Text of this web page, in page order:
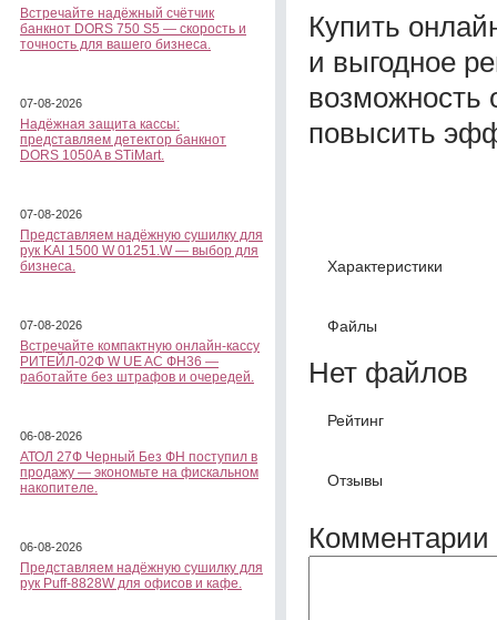
Встречайте надёжный счётчик
банкнот DORS 750 S5 — скорость и
точность для вашего бизнеса.
07-08-2026
Надёжная защита кассы:
представляем детектор банкнот
DORS 1050A в STiMart.
07-08-2026
Представляем надёжную сушилку для
рук KAI 1500 W 01251.W — выбор для
бизнеса.
07-08-2026
Встречайте компактную онлайн-кассу
РИТЕЙЛ-02Ф W UE AC ФН36 —
работайте без штрафов и очередей.
06-08-2026
АТОЛ 27Ф Черный Без ФН поступил в
продажу — экономьте на фискальном
накопителе.
06-08-2026
Представляем надёжную сушилку для
рук Puff-8828W для офисов и кафе.
Купить
и выгодное
возможность
повысить
Характеристики
Файлы
Нет файлов
Рейтинг
Отзывы
Комментарии